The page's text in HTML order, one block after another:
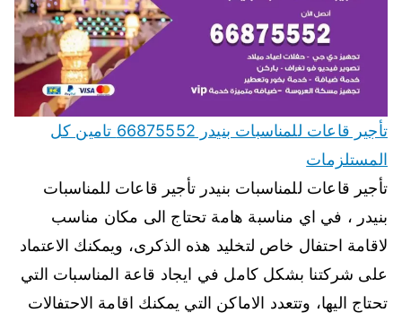
تأجير قاعات للمناسبات بنيدر 66875552 تامين كل
المستلزمات
تأجير قاعات للمناسبات بنيدر تأجير قاعات للمناسبات
بنيدر ، في اي مناسبة هامة تحتاج الى مكان مناسب
لاقامة احتفال خاص لتخليد هذه الذكرى، ويمكنك الاعتماد
على شركتنا بشكل كامل في ايجاد قاعة المناسبات التي
تحتاج اليها، وتتعدد الاماكن التي يمكنك اقامة الاحتفالات